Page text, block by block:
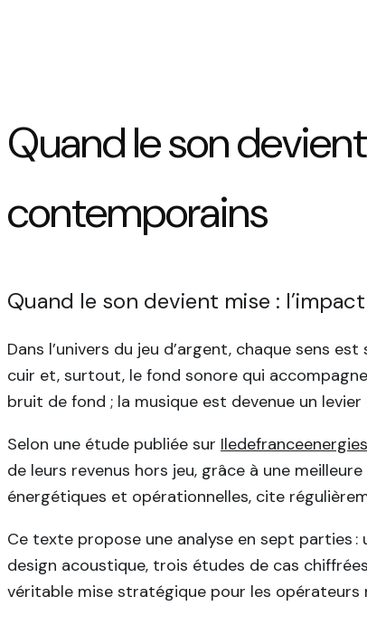
Quand le son
contemporains
Quand le son devient mise :
Dans l’univers du jeu d’argent, chaque sens
cuir et, surtout, le fond sonore qui
bruit de fond ; la musique est devenue un
Selon une étude publiée sur
de leurs revenus hors jeu, grâce à une
énergétiques et opérationnelles, cite
Ce texte propose une analyse en sept parties
design acoustique, trois études de cas
véritable mise stratégique pour les opérateurs